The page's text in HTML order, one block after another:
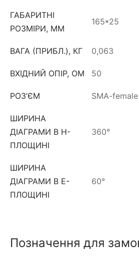
ГАБАРИТНІ
РОЗМІРИ, ММ
165*25
ВАГА (ПРИБЛ.), КГ 0,063
ВХІДНИЙ ОПІР, ОМ 50
РОЗ’ЄМ SMA-female
ШИРИНА
ДІАГРАМИ В Н-
ПЛОЩИНІ
360°
ШИРИНА
ДІАГРАМИ В Е-
ПЛОЩИНІ
60°
Позначення для